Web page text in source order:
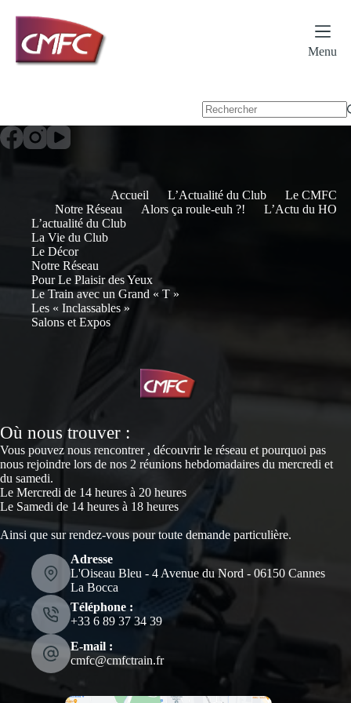
contenu
Menu
Accueil L’Actualité du Club
Le CMFC
Notre Réseau
Alors ça roule-euh ?!
L’Actu du HO
L’actualité du Club
La Vie du Club
Le Décor
Notre Réseau
Pour Le Plaisir des Yeux
Le Train avec un Grand « T »
Les « Inclassables »
Salons et Expos
Où nous trouver :
Vous pouvez nous rencontrer , découvrir le réseau et pourquoi pas
nous rejoindre lors de nos 2 réunions hebdomadaires du mercredi et
du samedi.
Le Mercredi de 14 heures à 20 heures
Le Samedi de 14 heures à 18 heures
Ainsi que sur rendez-vous pour toute demande particulière.
Adresse
L'Oiseau Bleu - 4 Avenue du Nord - 06150 Cannes
La Bocca
Téléphone :
‭+33 6 89 37 34 39‬
E-mail :
cmfc@cmfctrain.fr